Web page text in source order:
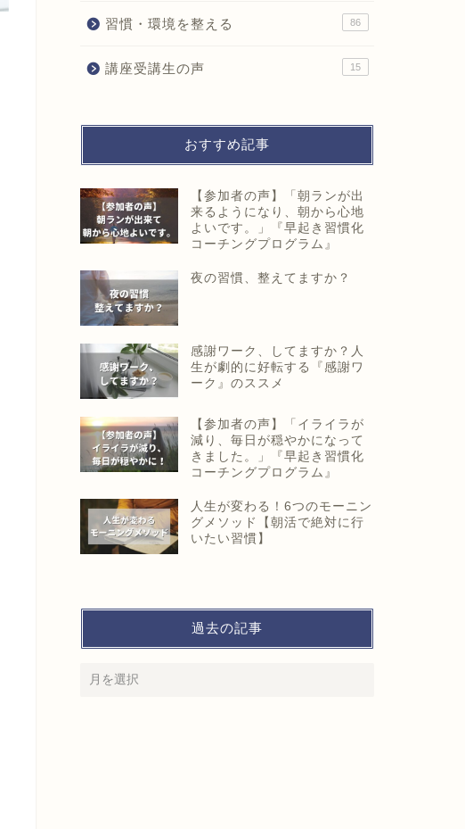
習慣・環境を整える 86
講座受講生の声 15
おすすめ記事
【参加者の声】「朝ランが出
来るようになり、朝から心地
よいです。」『早起き習慣化
コーチングプログラム』
夜の習慣、整えてますか？
感謝ワーク、してますか？人
生が劇的に好転する『感謝ワ
ーク』のススメ
【参加者の声】「イライラが
減り、毎日が穏やかになって
きました。」『早起き習慣化
コーチングプログラム』
人生が変わる！6つのモーニン
グメソッド【朝活で絶対に行
いたい習慣】
過去の記事